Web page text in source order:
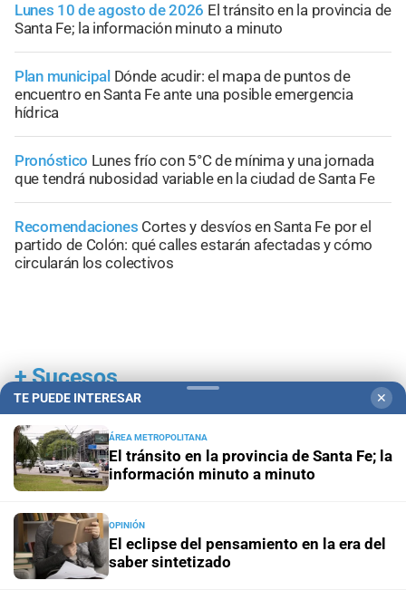
Lunes 10 de agosto de 2026 El tránsito en la provincia de
Santa Fe; la información minuto a minuto
Plan municipal Dónde acudir: el mapa de puntos de
encuentro en Santa Fe ante una posible emergencia
hídrica
Pronóstico Lunes frío con 5°C de mínima y una jornada
que tendrá nubosidad variable en la ciudad de Santa Fe
Recomendaciones Cortes y desvíos en Santa Fe por el
partido de Colón: qué calles estarán afectadas y cómo
circularán los colectivos
+Sucesos
TE PUEDE INTERESAR ✕
ÁREA METROPOLITANA
El tránsito en la provincia de Santa Fe; la
información minuto a minuto
OPINIÓN
El eclipse del pensamiento en la era del
saber sintetizado